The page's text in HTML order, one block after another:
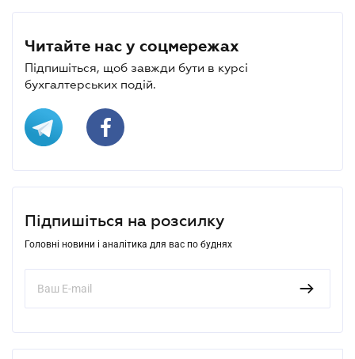
Читайте нас у соцмережах
Підпишіться, щоб завжди бути в курсі
бухгалтерських подій.
Підпишіться на розсилку
Головні новини і аналітика для вас по буднях